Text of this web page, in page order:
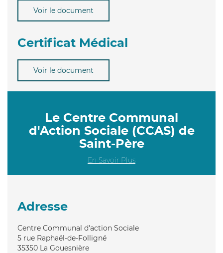
Voir le document
Certificat Médical
Voir le document
Le Centre Communal
d'Action Sociale (CCAS) de
Saint-Père
En Savoir Plus
Adresse
Centre Communal d'action Sociale
5 rue Raphaël-de-Folligné
35350 La Gouesnière